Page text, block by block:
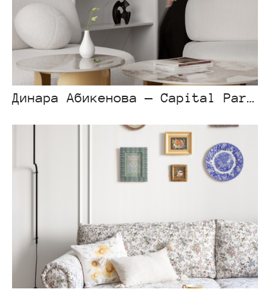
Динара Абикенова — Capital Park Light